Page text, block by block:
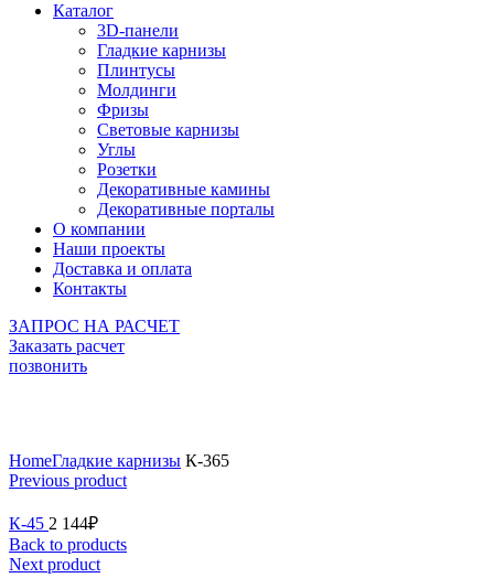
Каталог
3D-панели
Гладкие карнизы
Плинтусы
Молдинги
Фризы
Световые карнизы
Углы
Розетки
Декоративные камины
Декоративные порталы
О компании
Наши проекты
Доставка и оплата
Контакты
ЗАПРОС НА РАСЧЕТ
Заказать расчет
позвонить
HomeГладкие карнизы К-365
Previous product
К-45 2 144₽
Back to products
Next product